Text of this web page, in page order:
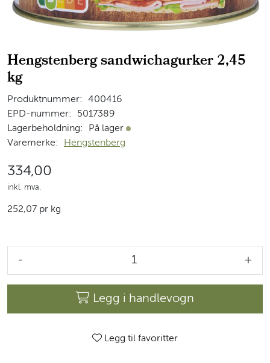
Hengstenberg sandwichagurker 2,45
kg
Produktnummer:
400416
EPD-nummer:
5017389
Lagerbeholdning:
På lager På lager
Varemerke: Hengstenberg
334,00
inkl. mva.
252,07 pr kg
- +
Legg i handlevogn
Legg til favoritter